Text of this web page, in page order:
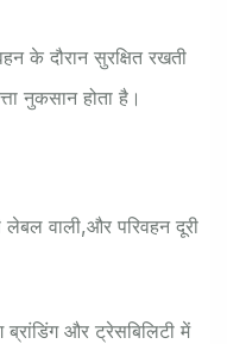
के दौरान सुरक्षित रखती
नुकसान होता है।
लेबल वाली,और परिवहन दूरी
ब्रांडिंग और ट्रेसबिलिटी में